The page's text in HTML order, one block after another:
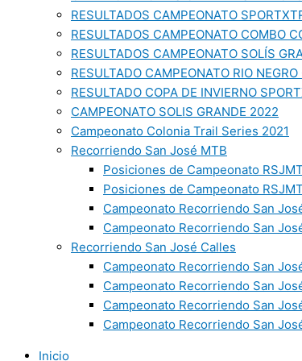
RESULTADOS CAMPEONATO
RESULTADOS CAMPEONATO COMBO
RESULTADOS CAMPEONATO SOLÍS
RESULTADO CAMPEONATO RIO
RESULTADO COPA DE INVIERNO
CAMPEONATO SOLIS GRANDE 2022
Campeonato Colonia Trail Series 2021
Recorriendo San José MTB
Posiciones de Campeonato
Posiciones de Campeonato
Campeonato Recorriendo San
Campeonato Recorriendo San
Recorriendo San José Calles
Campeonato Recorriendo San
Campeonato Recorriendo San
Campeonato Recorriendo San
Campeonato Recorriendo San
Inicio